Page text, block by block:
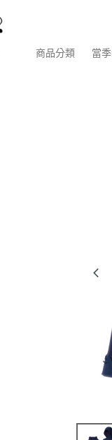
商品分類 當